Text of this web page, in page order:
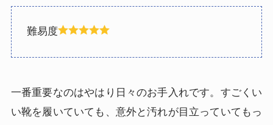
難易度
一番重要なのはやはり日々のお手入れです。すごくい
い靴を履いていても、意外と汚れが目立っていてもっ